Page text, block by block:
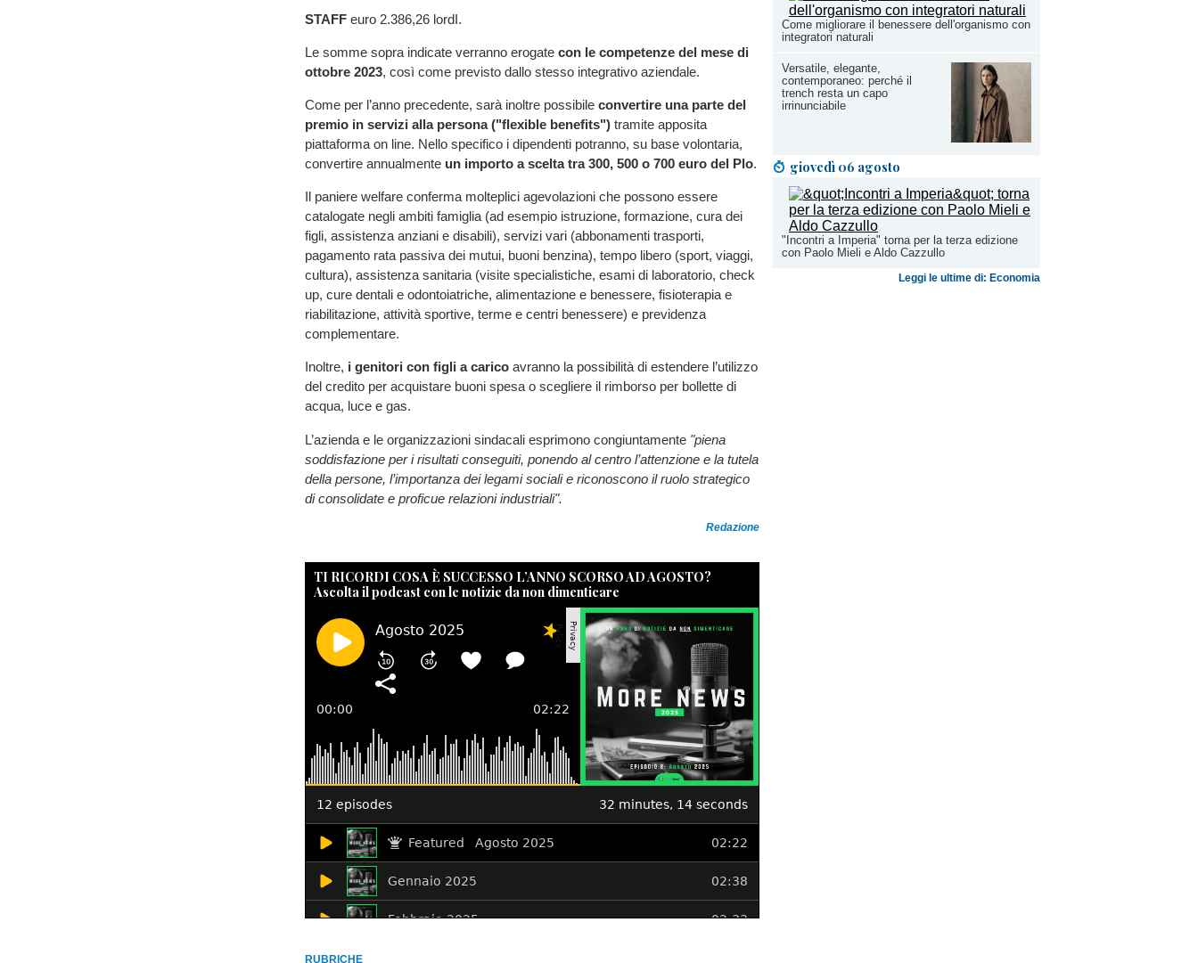
Come migliorare il benessere dell'organismo con
integratori naturali
Versatile, elegante,
contemporaneo: perché il
trench resta un capo
irrinunciabile
giovedì 06 agosto
"Incontri a Imperia" torna per la terza edizione
con Paolo Mieli e Aldo Cazzullo
Leggi le ultime di: Economia
STAFF euro 2.386,26 lordI.
Le somme sopra indicate verranno erogate con le competenze del mese di
ottobre 2023, così come previsto dallo stesso integrativo aziendale.
Come per l’anno precedente, sarà inoltre possibile convertire una parte del
premio in servizi alla persona ("flexible benefits") tramite apposita
piattaforma on line. Nello specifico i dipendenti potranno, su base volontaria,
convertire annualmente un importo a scelta tra 300, 500 o 700 euro del Plo.
Il paniere welfare conferma molteplici agevolazioni che possono essere
catalogate negli ambiti famiglia (ad esempio istruzione, formazione, cura dei
figli, assistenza anziani e disabili), servizi vari (abbonamenti trasporti,
pagamento rata passiva dei mutui, buoni benzina), tempo libero (sport, viaggi,
cultura), assistenza sanitaria (visite specialistiche, esami di laboratorio, check
up, cure dentali e odontoiatriche, alimentazione e benessere, fisioterapia e
riabilitazione, attività sportive, terme e centri benessere) e previdenza
complementare.
Inoltre, i genitori con figli a carico avranno la possibilità di estendere l’utilizzo
del credito per acquistare buoni spesa o scegliere il rimborso per bollette di
acqua, luce e gas.
L’azienda e le organizzazioni sindacali esprimono congiuntamente "piena
soddisfazione per i risultati conseguiti, ponendo al centro l’attenzione e la tutela
della persone, l’importanza dei legami sociali e riconoscono il ruolo strategico
di consolidate e proficue relazioni industriali".
Redazione
TI RICORDI COSA È SUCCESSO L’ANNO SCORSO AD AGOSTO?
Ascolta il podcast con le notizie da non dimenticare
RUBRICHE